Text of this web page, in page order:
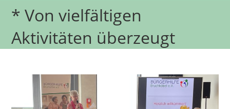
* Von vielfältigen
Aktivitäten überzeugt